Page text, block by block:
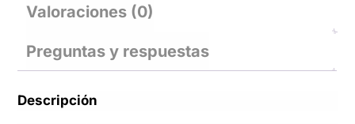
Valoraciones (0)
Preguntas y respuestas
Descripción